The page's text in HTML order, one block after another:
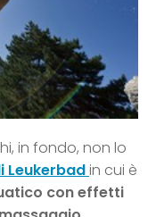
in fondo, non lo
Leukerbadin cui è
con effetti